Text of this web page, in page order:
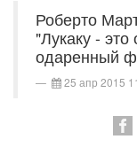
Роберто
"Лукаку -
одаренный
25 апр 2015